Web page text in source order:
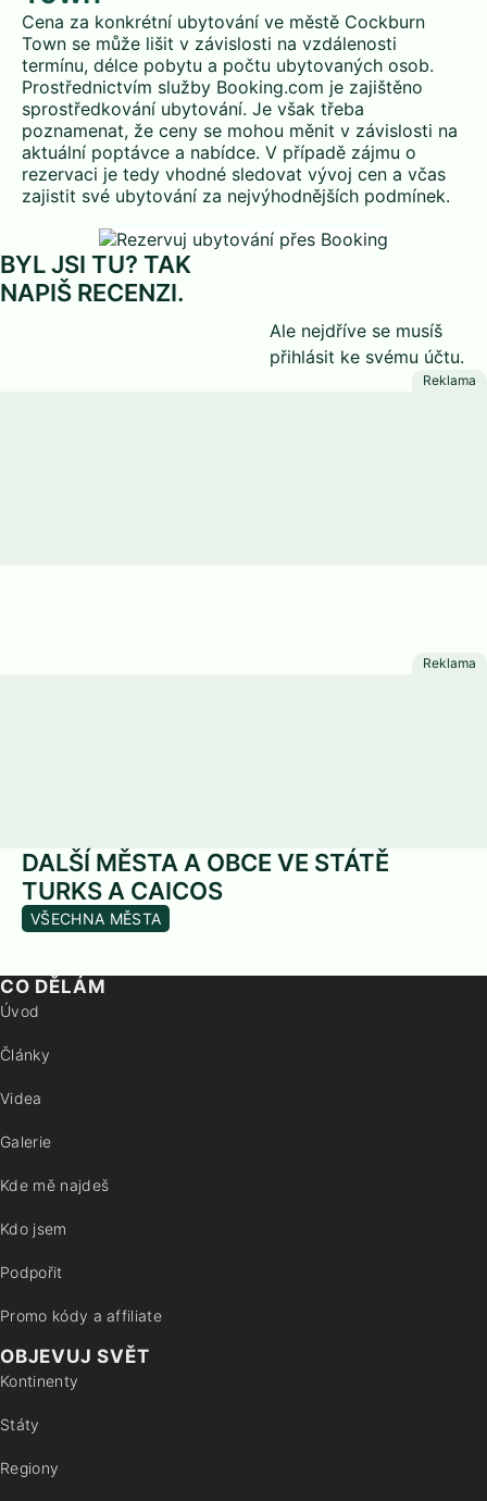
Cena za konkrétní ubytování ve městě Cockburn
Town se může lišit v závislosti na vzdálenosti
termínu, délce pobytu a počtu ubytovaných osob.
Prostřednictvím služby Booking.com je zajištěno
sprostředkování ubytování. Je však třeba
poznamenat, že ceny se mohou měnit v závislosti na
aktuální poptávce a nabídce. V případě zájmu o
rezervaci je tedy vhodné sledovat vývoj cen a včas
zajistit své ubytování za nejvýhodnějších podmínek.
BYL JSI TU? TAK
NAPIŠ RECENZI.
Ale nejdříve se musíš
přihlásit ke svému účtu.
DALŠÍ MĚSTA A OBCE VE STÁTĚ
TURKS A CAICOS
VŠECHNA MĚSTA
CO DĚLÁM
Úvod
Články
Videa
Galerie
Kde mě najdeš
Kdo jsem
Podpořit
Promo kódy a affiliate
OBJEVUJ SVĚT
Kontinenty
Státy
Regiony